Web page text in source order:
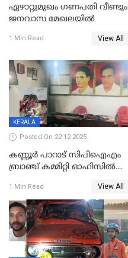
ഏഴാറ്റുമുഖം ഗണപതി വീണ്ടും
ജനവാസ മേഖലയിൽ
1 Min Read View All
KERALA
Posted On 22-12-2025
കണ്ണൂർ പാറാട് സിപിഐഎം
ബ്രാഞ്ച് കമ്മിറ്റി ഓഫിസിൽ
ചിത്രങ്ങളടക്കം കത്തിയ
നിലയിൽ
1 Min Read View All